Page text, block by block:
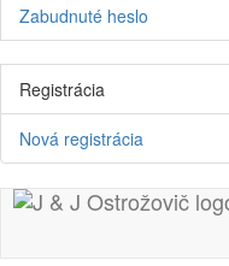
Zabudnuté heslo
Registrácia
Nová registrácia